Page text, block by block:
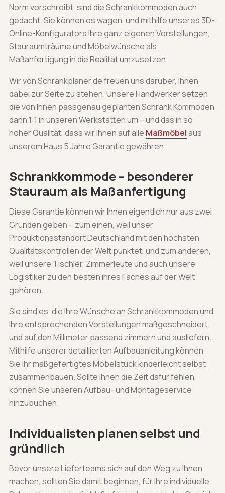
Norm vorschreibt, sind die Schrankkommoden auch
gedacht. Sie können es wagen, und mithilfe unseres 3D-
Online-Konfigurators Ihre ganz eigenen Vorstellungen,
Stauraumträume und Möbelwünsche als
Maßanfertigung in die Realität umzusetzen.
Wir von Schrankplaner.de freuen uns darüber, Ihnen
dabei zur Seite zu stehen. Unsere Handwerker setzen
die von Ihnen passgenau geplanten Schrank Kommoden
dann 1:1 in unseren Werkstätten um – und das in so
hoher Qualität, dass wir Ihnen auf alle Maßmöbelaus
unserem Haus 5 Jahre Garantie gewähren.
Schrankkommode – besonderer
Stauraum als Maßanfertigung
Diese Garantie können wir Ihnen eigentlich nur aus zwei
Gründen geben – zum einen, weil unser
Produktionsstandort Deutschland mit den höchsten
Qualitätskontrollen der Welt punktet, und zum anderen,
weil unsere Tischler, Zimmerleute und auch unsere
Logistiker zu den besten ihres Faches auf der Welt
gehören.
Sie sind es, die Ihre Wünsche an Schrankkommoden und
Ihre entsprechenden Vorstellungen maßgeschneidert
und auf den Millimeter passend zimmern und ausliefern.
Mithilfe unserer detaillierten Aufbauanleitung können
Sie Ihr maßgefertigtes Möbelstück kinderleicht selbst
zusammenbauen. Sollte Ihnen die Zeit dafür fehlen,
können Sie unseren Aufbau- und Montageservice
hinzubuchen.
Individualisten planen selbst und
gründlich
Bevor unsere Lieferteams sich auf den Weg zu Ihnen
machen, sollten Sie damit beginnen, für Ihre individuelle